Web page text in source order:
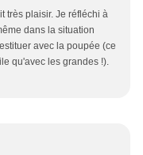
très plaisir. Je réfléchi à
dans la situation
avec la poupée (ce
qu'avec les grandes !).